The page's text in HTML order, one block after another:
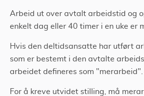
Arbeid ut over avtalt arbeidstid og
enkelt dag eller 40 timer i en uke er
Hvis den deltidsansatte har utført
som er bestemt i den avtalte
arbeidet defineres som "merarbeid".
For å kreve utvidet stilling, må